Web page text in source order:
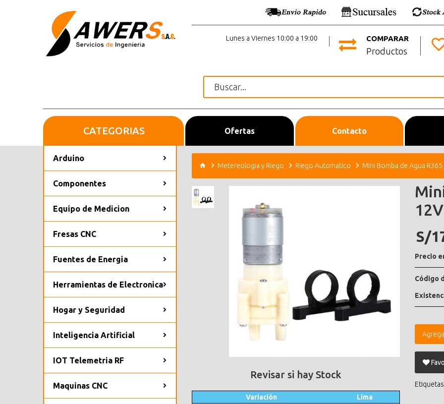
COMPARAR
Productos
Lunes a Viernes 10:00 a 19:00
Inicio Ofertas Contacto
CATEGORIAS
Arduino
Componentes
Equipo de Medicion
Fresas CNC
Fuentes de Energia
Herramientas de Electronica
Hogar y Seguridad
Inteligencia Artificial
IOT Telemetria RF
Maquinas CNC
Metereologia y Riego Riego Automatico Mini Bomba de Agua
Revisar si hay Stock
Variación Lima
S/
Precio
Código